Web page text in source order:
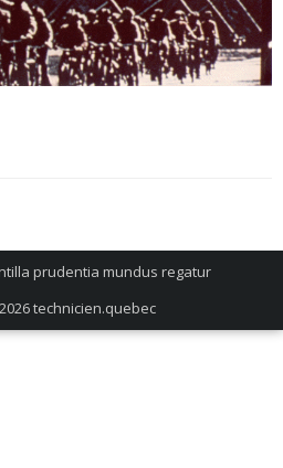
prudentia mundus regatur
technicien.quebec